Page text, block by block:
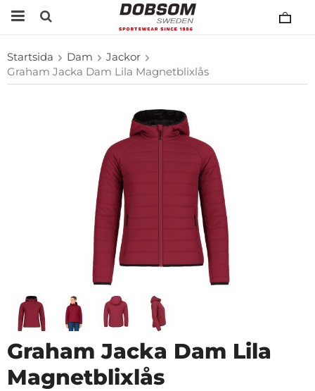
Startsida Dam
Jackor
Graham Jacka Dam Lila Magnetblixlås
Graham Jacka Dam Lila
Magnetblixlås